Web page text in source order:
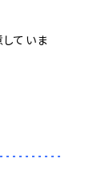
ていま